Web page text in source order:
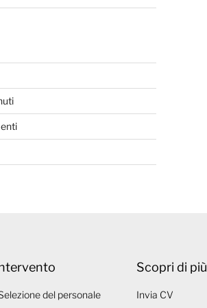
del personale
Scopri di più
Invia CV